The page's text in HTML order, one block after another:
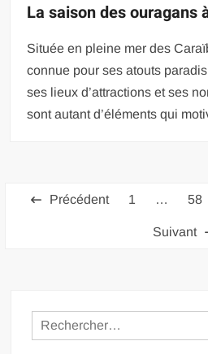
La saison des ouragans
Située en pleine mer des
connue pour ses atouts
ses lieux d’attractions et ses
sont autant d’éléments qui
Pagination
Précédent 1 … 58
Suivant